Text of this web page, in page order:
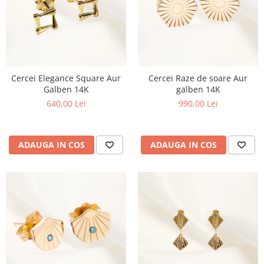
Cercei Elegance Square Aur
Galben 14K
640,00 Lei
ADAUGA IN COS
Cercei Raze de soare Aur
galben 14K
990,00 Lei
ADAUGA IN COS